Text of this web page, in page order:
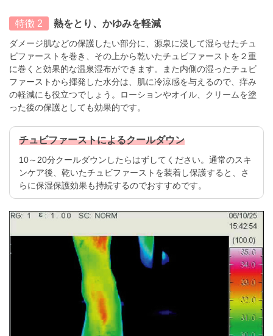
特徴 2 熱をとり、かゆみを軽減
ダメージ肌などの保護したい部分に、源泉に浸して湿らせたチュ
ビファーストを巻き、その上から乾いたチュビファーストを２重
に巻くと効果的な温泉湿布ができます。また内側の湿ったチュビ
ファーストから揮発した水分は、肌に冷涼感を与えるので、痒み
の軽減にも役立つでしょう。ローションやオイル、クリームを塗
った後の保護としても効果的です。
チュビファーストによるクールダウン
10～20分クールダウンしたらはずしてください。通常のスキ
ンケア後、乾いたチュビファーストを装着し保護すると、さ
らに保湿保護効果も持続するのでおすすめです。